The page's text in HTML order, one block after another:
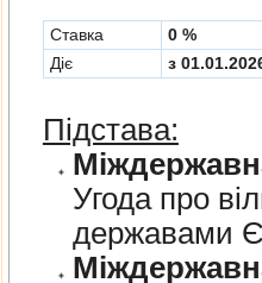
Cтавка
0 %
Діє
з
Підстава:
Угода про
державами